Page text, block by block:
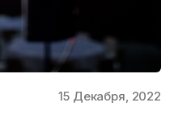
15 Декабря, 2022